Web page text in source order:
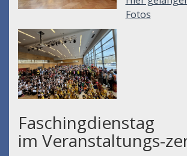
Fotos
Faschingdienstag
im Veranstaltungs-